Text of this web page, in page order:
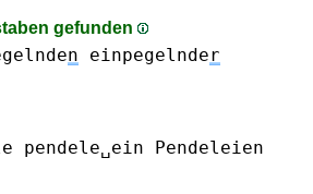
gefunden
n einpegelnder
pendele␣ein Pendeleien